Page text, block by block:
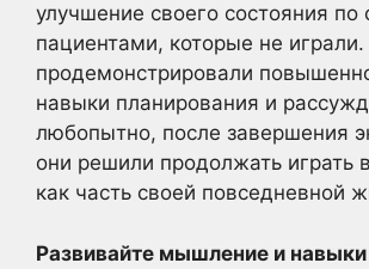
улучшение своего состояния по
пациентами, которые не
продемонстрировали
навыки планирования и
любопытно, после завершения
они решили продолжать играть
как часть своей повседневной
Развивайте мышление и